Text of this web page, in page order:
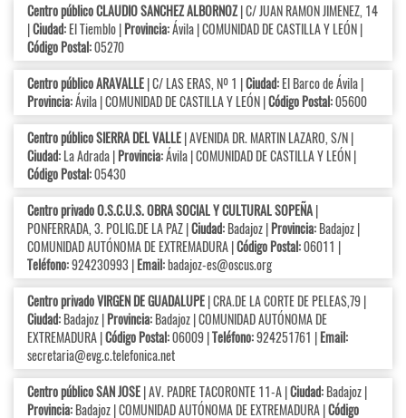
Centro público CLAUDIO SANCHEZ ALBORNOZ| C/ JUAN RAMON JIMENEZ, 14
|Ciudad:El Tiemblo |Provincia:Ávila | COMUNIDAD DE CASTILLA Y LEÓN |
Código Postal:05270
Centro público ARAVALLE| C/ LAS ERAS, Nº 1 |Ciudad:El Barco de Ávila |
Provincia:Ávila | COMUNIDAD DE CASTILLA Y LEÓN |Código Postal:05600
Centro público SIERRA DEL VALLE| AVENIDA DR. MARTIN LAZARO, S/N |
Ciudad:La Adrada |Provincia:Ávila | COMUNIDAD DE CASTILLA Y LEÓN |
Código Postal:05430
Centro privado O.S.C.U.S. OBRA SOCIAL Y CULTURAL SOPEÑA|
PONFERRADA, 3. POLIG.DE LA PAZ |Ciudad:Badajoz |Provincia:Badajoz |
COMUNIDAD AUTÓNOMA DE EXTREMADURA |Código Postal:06011 |
Teléfono:924230993 |Email:badajoz-es@oscus.org
Centro privado VIRGEN DE GUADALUPE| CRA.DE LA CORTE DE PELEAS,79 |
Ciudad:Badajoz |Provincia:Badajoz | COMUNIDAD AUTÓNOMA DE
EXTREMADURA |Código Postal:06009 |Teléfono:924251761 |Email:
secretaria@evg.c.telefonica.net
Centro público SAN JOSE| AV. PADRE TACORONTE 11-A |Ciudad:Badajoz |
Provincia:Badajoz | COMUNIDAD AUTÓNOMA DE EXTREMADURA |Código